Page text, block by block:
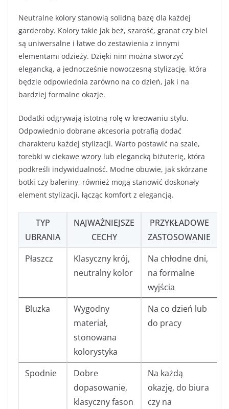
Neutralne kolory stanowią solidną bazę dla każdej
garderoby. Kolory takie jak beż, szarość, granat czy biel
są uniwersalne i łatwe do zestawienia z innymi
elementami odzieży. Dzięki nim można stworzyć
elegancką, a jednocześnie nowoczesną stylizację, która
będzie odpowiednia zarówno na co dzień, jak i na
bardziej formalne okazje.
Dodatki odgrywają istotną rolę w kreowaniu stylu.
Odpowiednio dobrane akcesoria potrafią dodać
charakteru każdej stylizacji. Warto postawić na szale,
torebki w ciekawe wzory lub elegancką biżuterię, która
podkreśli indywidualność. Modne obuwie, jak skórzane
botki czy baleriny, również mogą stanowić doskonały
element stylizacji, łącząc komfort z elegancją.
TYP
UBRANIA
NAJWAŻNIEJSZE
CECHY
PRZYKŁADOWE
ZASTOSOWANIE
Płaszcz
Klasyczny krój,
neutralny kolor
Na chłodne dni,
na formalne
wyjścia
Bluzka
Wygodny
materiał,
stonowana
kolorystyka
Na co dzień lub
do pracy
Spodnie
Dobre
dopasowanie,
klasyczny fason
Na każdą
okazję, do biura
czy na